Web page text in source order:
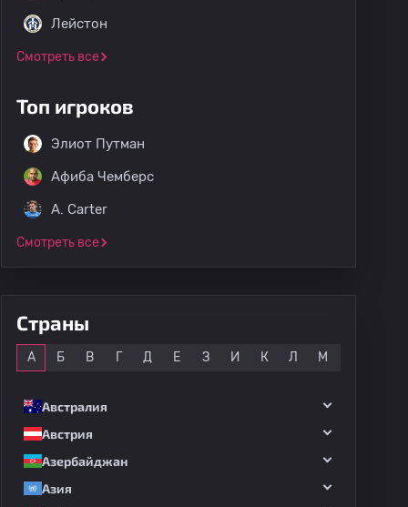
Лейстон
Смотреть все
Топ игроков
Элиот Путман
Афиба Чемберс
A. Carter
Смотреть все
Страны
А Б В Г Д Е З И К Л М
Австралия
Австрия
Азербайджан
Азия